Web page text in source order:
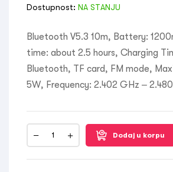
Dostupnost: NA STANJU
Bluetooth V5.3 10m, Battery:
time: about 2.5 hours, Charging
Bluetooth, TF card, FM mode,
5W, Frequency: 2.402 GHz –
Dodaj u korpu